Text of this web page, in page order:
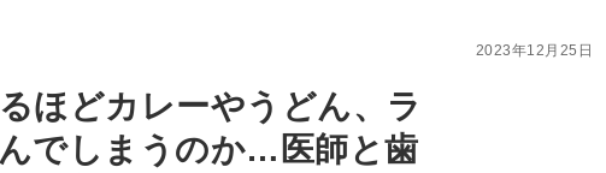
2023年12月25日
ほどカレーやうどん、ラ
でしまうのか…医師と歯